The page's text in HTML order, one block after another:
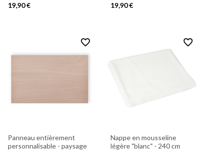
19,90 €
19,90 €
favorite_border
Panneau entièrement
personnalisable - paysage
favorite_border
Nappe en mousseline
légère "blanc" - 240 cm